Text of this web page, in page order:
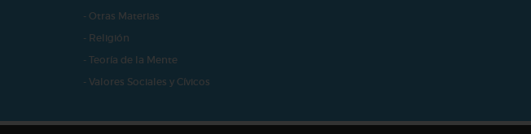
- Otras Materias
- Religión
- Teoría de la Mente
- Valores Sociales y Cívicos